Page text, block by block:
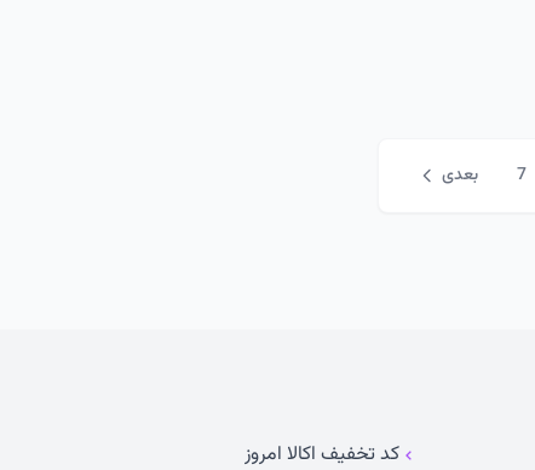
7 بعدی
کد تخفیف اکالا امروز